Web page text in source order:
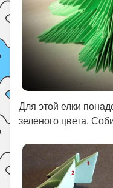
Для этой елки
зеленого цвета.